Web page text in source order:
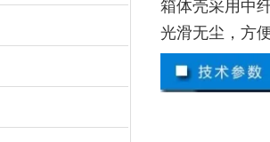
箱体壳采用中
光滑无尘，方